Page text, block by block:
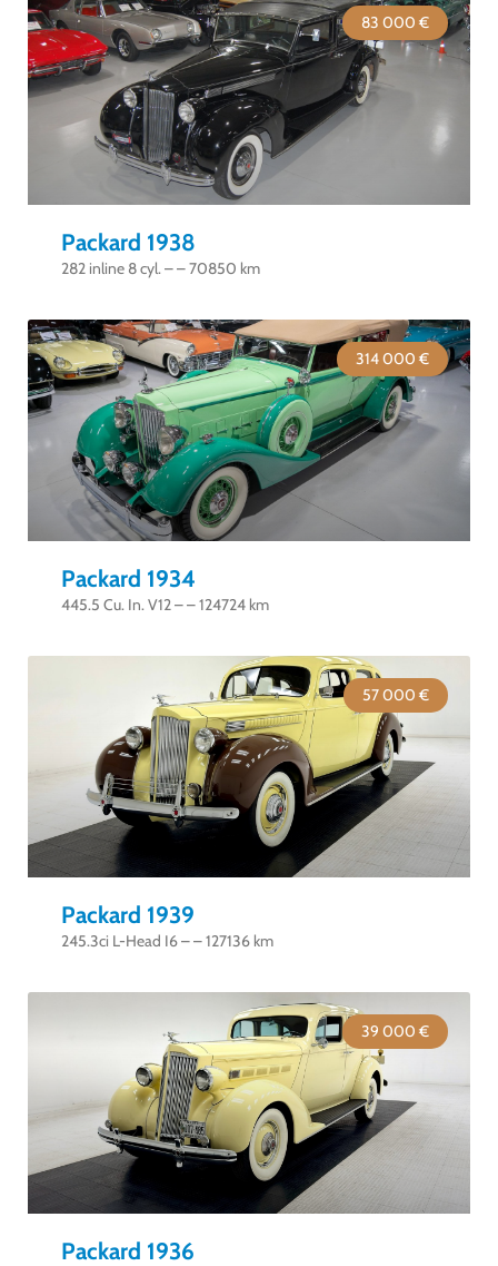
83 000 €
Packard 1938
282 inline 8 cyl. – – 70850 km
314 000 €
Packard 1934
445.5 Cu. In. V12 – – 124724 km
57 000 €
Packard 1939
245.3ci L-Head I6 – – 127136 km
39 000 €
Packard 1936